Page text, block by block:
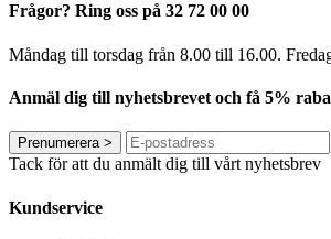
Frågor? Ring oss på 32 72 00 00
Måndag till torsdag från 8.00 till 16.00.
Anmäl dig till nyhetsbrevet och få 5%
Prenumerera>
Tack för att du anmält dig till vårt nyhetsbrev
Kundservice